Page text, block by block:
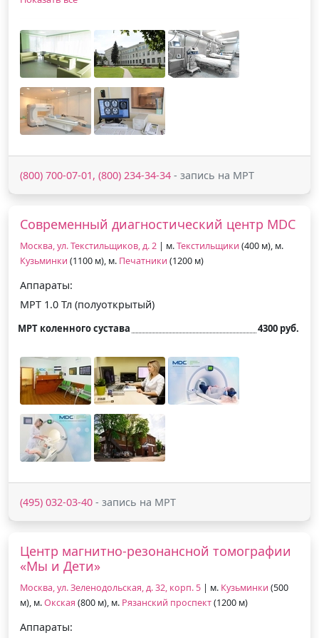
(800) 700-07-01, (800) 234-34-34 - запись на МРТ
Современный диагностический центр MDC
Москва, ул. Текстильщиков, д. 2 | м.Текстильщики (400 м), м.
Кузьминки (1100 м), м. Печатники (1200 м)
Аппараты:
МРТ 1.0 Тл (полуоткрытый)
МРТ коленного сустава 4300 руб.
(495) 032-03-40 - запись на МРТ
Центр магнитно-резонансной томографии
«Мы и Дети»
Москва, ул. Зеленодольская, д. 32, корп. 5 | м. Кузьминки (500
м), м.Окская (800 м), м. Рязанский проспект(1200 м)
Аппараты: